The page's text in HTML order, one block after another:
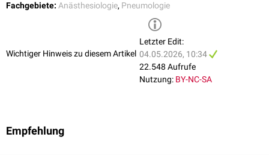
Fachgebiete: Anästhesiologie, Pneumologie
Wichtiger Hinweis zu diesem Artikel
Letzter Edit:
04.05.2026, 10:34
22.548 Aufrufe
Nutzung: BY-NC-SA
Empfehlung